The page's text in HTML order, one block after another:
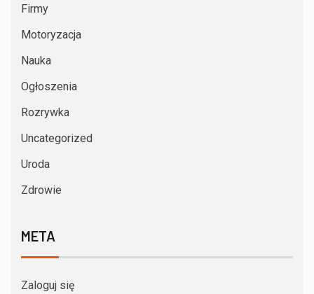
Firmy
Motoryzacja
Nauka
Ogłoszenia
Rozrywka
Uncategorized
Uroda
Zdrowie
META
Zaloguj się